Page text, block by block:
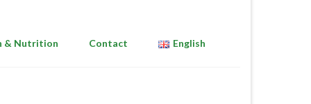
& Nutrition Contact English